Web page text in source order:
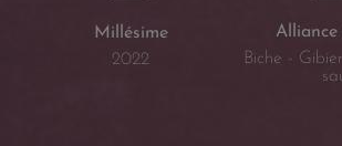
Millésime
2022
Alliance
Biche -